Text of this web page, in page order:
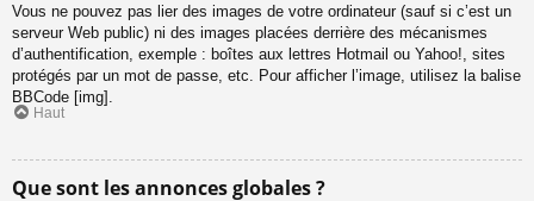
Vous ne pouvez pas lier des images de votre ordinateur (sauf si c’est un
serveur Web public) ni des images placées derrière des mécanismes
d’authentification, exemple : boîtes aux lettres Hotmail ou Yahoo!, sites
protégés par un mot de passe, etc. Pour afficher l’image, utilisez la balise
BBCode [img].
Haut
Que sont les annonces globales ?